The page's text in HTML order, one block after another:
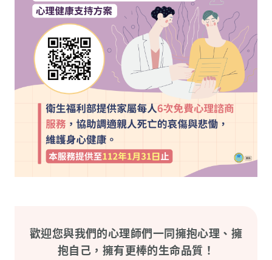
歡迎您與我們的心理師們一同擁抱心理、擁
抱自己，擁有更棒的生命品質！